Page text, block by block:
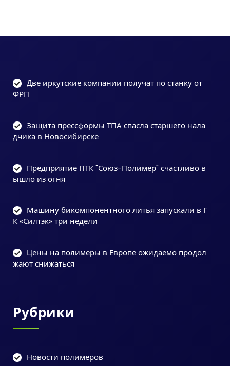
Две иркутские компании получат по станку от
ФРП
Защита прессформы ТПА спасла старшего нала
дчика в Новосибирске
Предприятие ПТК "Союз-Полимер" счастливо в
ышло из огня
Машину бикомпонентного литья запускали в Г
К «Силтэк» три недели
Цены на полимеры в Европе ожидаемо продол
жают снижаться
Рубрики
Новости полимеров